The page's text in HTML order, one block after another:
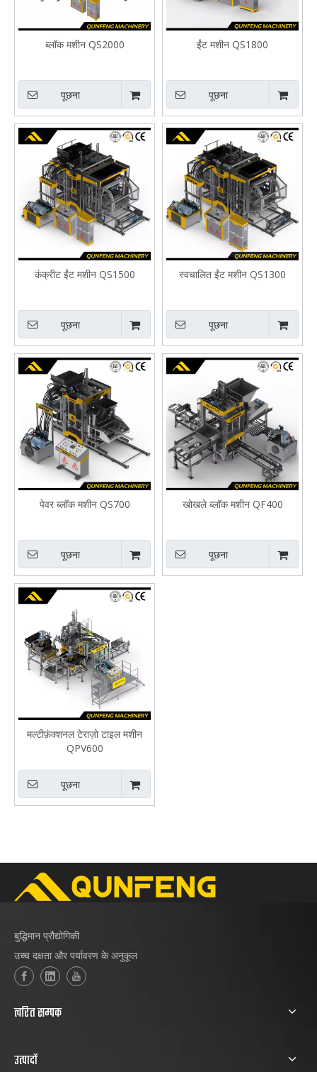
ब्लॉक मशीन QS2000
पूछना
ईंट मशीन QS1800
पूछना
कंक्रीट ईंट मशीन QS1500
पूछना
स्वचालित ईंट मशीन QS1300
पूछना
पेवर ब्लॉक मशीन QS700
पूछना
खोखले ब्लॉक मशीन QF400
पूछना
मल्टीफ़ंक्शनल टेराज़ो टाइल मशीन
QPV600
पूछना
बुद्धिमान प्रौद्योगिकी
उच्च दक्षता और पर्यावरण के अनुकूल
त्वरित सम्पक
उत्पादों